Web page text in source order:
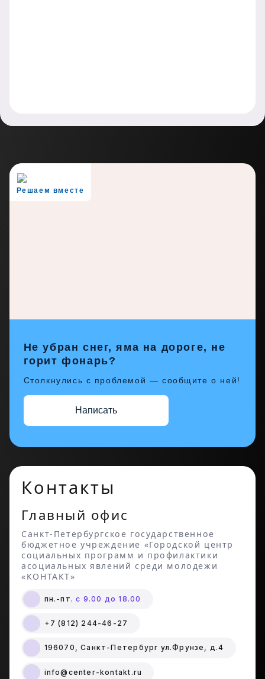
Решаем вместе
Не убран снег, яма на дороге, не
горит фонарь?
Столкнулись с проблемой — сообщите о ней!
Написать
Контакты
Главный офис
Санкт-Петербургское государственное
бюджетное учреждение «Городской центр
социальных программ и профилактики
асоциальных явлений среди молодежи
«КОНТАКТ»
пн.-пт.с 9.00 до 18.00
+7 (812) 244-46-27
196070, Санкт-Петербург ул.Фрунзе, д.4
info@center-kontakt.ru